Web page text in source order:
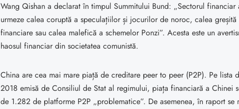
Wang Qishan a declarat în timpul Summitului Bund: „Sectorul financiar
urmeze calea coruptă a speculațiilor și jocurilor de noroc, calea
financiare sau calea malefică a schemelor Ponzi”. Acesta este un
haosul financiar din societatea comunistă.
China are cea mai mare piață de creditare peer to peer (P2P). Pe lista
2018 emisă de Consiliul de Stat al regimului, piața financiară a Chinei
de 1.282 de platforme P2P „problematice”. De asemenea, în raport se